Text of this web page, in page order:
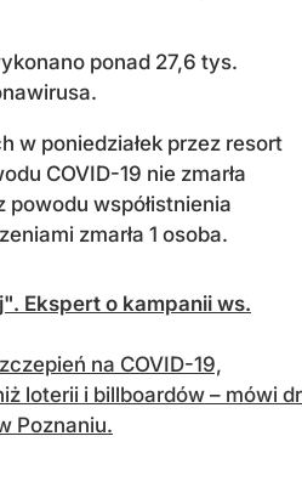
ponad 27,6 tys.
w poniedziałek przez resort
COVID-19 nie zmarła
powodu współistnienia
zmarła 1 osoba.
Ekspert o kampanii ws.
na COVID-19,
loterii i billboardów – mówi dr
Poznaniu.